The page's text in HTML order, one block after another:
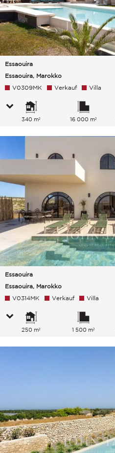
Essaouira
Essaouira, Marokko
V0309MK Verkauf Villa
340 m² 16 000 m²
Essaouira
Essaouira, Marokko
V0314MK Verkauf Villa
250 m² 1 500 m²